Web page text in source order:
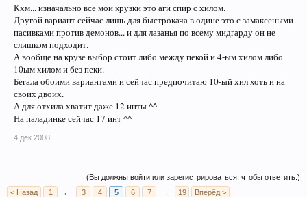
Кхм... изначально все мои крузки это аги спир с хилом.
Другой вариант сейчас лишь для быстрокача в одине это с замаксеными
пасивками против демонов... и для лазанья по всему мидгарду он не
слишком подходит.
А вообще на крузе выбор стоит либо между пекой и 4-ым хилом либо
10ым хилом и без пеки.
Бегала обоими вариантами и сейчас предпочитаю 10-ый хил хоть и на
своих двоих.
А для отхила хватит даже 12 инты ^^
На паладинке сейчас 17 инт ^^
4 дек 2008
(Вы должны войти или зарегистрироваться, чтобы ответить.)
< Назад
1 ← 3 4 5 6 7 → 19 Вперёд >